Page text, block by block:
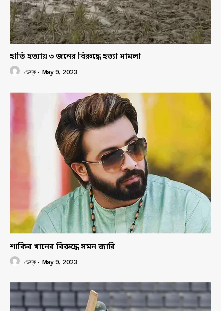
হাতি হত্যায় ৩ জনের বিরুদ্ধে হত্যা মামলা
ডেস্ক - May 9, 2023
শাকিব খানের বিরুদ্ধে সমন জারি
ডেস্ক - May 9, 2023